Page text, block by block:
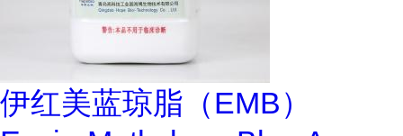
伊红美蓝琼脂（EMB）